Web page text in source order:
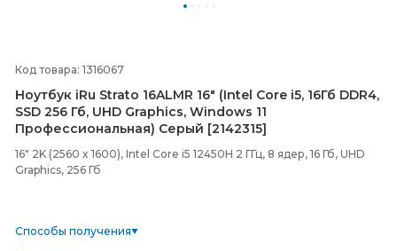
Код товара: 1316067
Ноутбук iRu Strato 16ALMR 16" (Intel Core i5, 16Гб DDR4,
SSD 256 Гб, UHD Graphics, Windows 11
Профессиональная) Серый [2142315]
16" 2K (2560 x 1600), Intel Core i5 12450H 2 ГГц, 8 ядер, 16 Гб, UHD
Graphics, 256 Гб
Способы получения